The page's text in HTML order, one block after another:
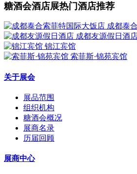
糖酒会酒店展热门酒店推荐
成都泰
成都友源假日酒
锦江宾馆
索菲斯·锦苑宾馆
关于展会
展品范围
组织机构
糖酒会概况
展商名录
历届回顾
展商中心